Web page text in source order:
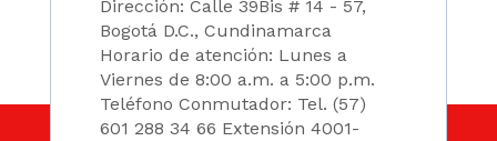
Dirección: Calle 39Bis # 14 - 57,
Bogotá D.C., Cundinamarca
Horario de atención: Lunes a
Viernes de 8:00 a.m. a 5:00 p.m.
Teléfono Conmutador: Tel. (57)
601 288 34 66 Extensión 4001-